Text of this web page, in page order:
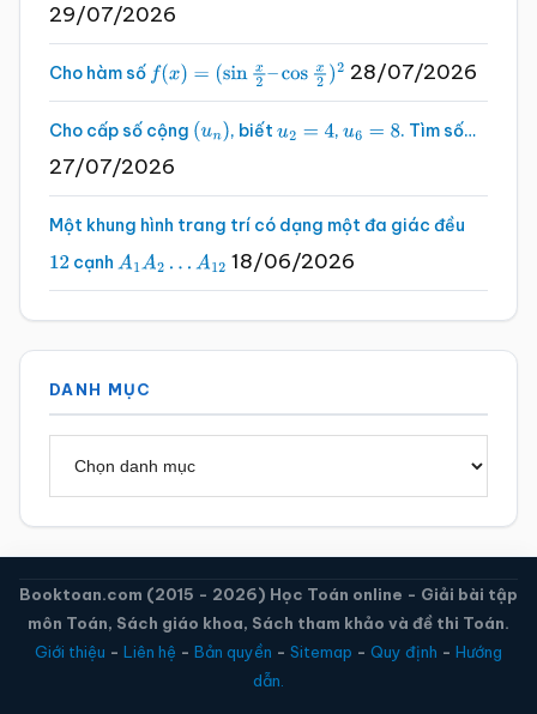
29/07/2026
Cho hàm số f(x)=(sinx2 –cosx2 )2 28/07/2026
Cho cấp số cộng (un), biếtu2 =4 , u6 =8 . Tìm số…
27/07/2026
Một khung hình trang trí có dạng một đa giác đều
12 cạnh A1A2…A 12 18/06/2026
DANH MỤC
Booktoan.com (2015 - 2026) Học Toán online - Giải bài tập
môn Toán, Sách giáo khoa, Sách tham khảo và đề thi Toán.
Giới thiệu - Liên hệ - Bản quyền - Sitemap - Quy định - Hướng
dẫn.